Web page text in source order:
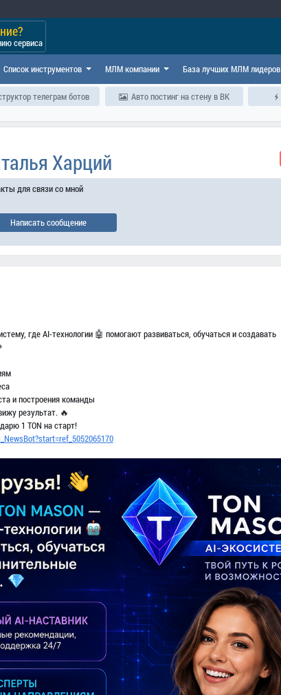
сервиса
Список инструментов МЛМ компании База лучших МЛМ лидеров
телеграм ботов Авто постинг на стену в ВК
Харций
для связи со мной
Написать сообщение
где AI-технологии 🤖 помогают развиваться, обучаться и создавать
и построения команды
результат. 🔥
1 TON на старт!